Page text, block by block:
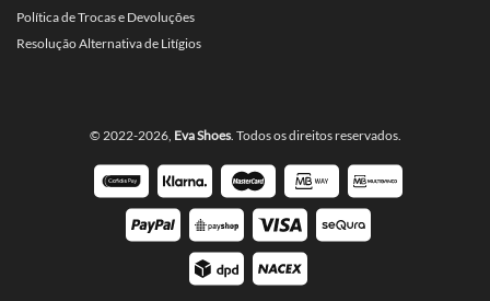
Política de Trocas e Devoluções
Resolução Alternativa de Litígios
© 2022-2026, Eva Shoes. Todos os direitos reservados.